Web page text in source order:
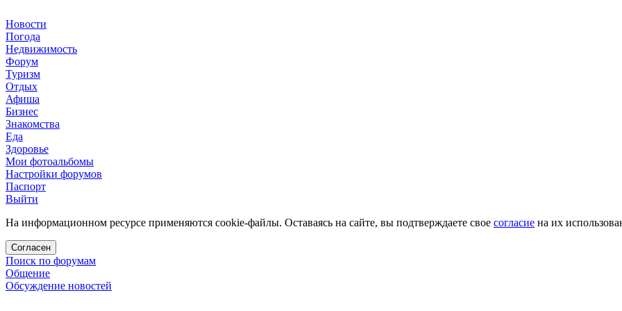
Новости
Погода
Недвижимость
Форум
Туризм
Отдых
Афиша
Бизнес
Знакомства
Еда
Здоровье
Мои фотоальбомы
Настройки форумов
Паспорт
Выйти
На информационном ресурсе применяются cookie-файлы. Оставаясь на сайте, вы подтверждаете свое согласие на их
Согласен
Поиск по форумам
Общение
Обсуждение новостей